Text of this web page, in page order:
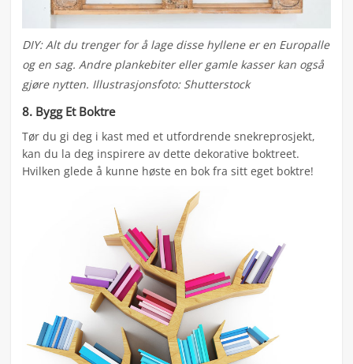
DIY: Alt du trenger for å lage disse hyllene er en Europalle
og en sag. Andre plankebiter eller gamle kasser kan også
gjøre nytten. Illustrasjonsfoto: Shutterstock
8. Bygg Et Boktre
Tør du gi deg i kast med et utfordrende snekreprosjekt,
kan du la deg inspirere av dette dekorative boktreet.
Hvilken glede å kunne høste en bok fra sitt eget boktre!